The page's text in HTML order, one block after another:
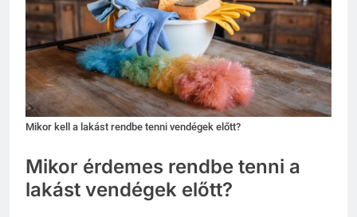
Mikor kell a lakást rendbe tenni vendégek előtt?
Mikor érdemes rendbe tenni a
lakást vendégek előtt?